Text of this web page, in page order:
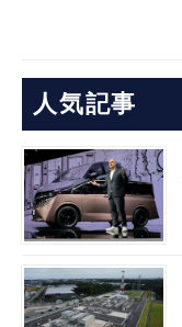
人気記事